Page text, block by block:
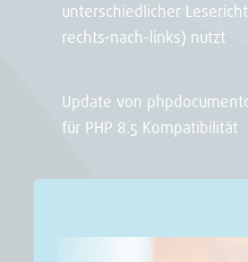
unterschiedlicher
rechts-nach-links) nutzt
Update von
für PHP 8.5 Kompatibilität